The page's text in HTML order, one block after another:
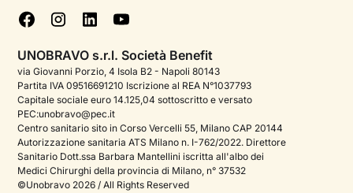
Podcast di psicologia
Corporate
Psicologo italiano all'estero
Sala stampa
Bandi e premi
Cookie policy
Gestisci cookie
UNOBRAVO s.r.l. Società Benefit
via Giovanni Porzio, 4 Isola B2 - Napoli 80143
Partita IVA 09516691210 Iscrizione al REA N°1037793
Capitale sociale euro 14.125,04 sottoscritto e versato
PEC:unobravo@pec.it
Centro sanitario sito in Corso Vercelli 55, Milano CAP 20144
Autorizzazione sanitaria ATS Milano n. I-762/2022. Direttore
Sanitario Dott.ssa Barbara Mantellini iscritta all'albo dei
Medici Chirurghi della provincia di Milano, n° 37532
©Unobravo 2026 / All Rights Reserved